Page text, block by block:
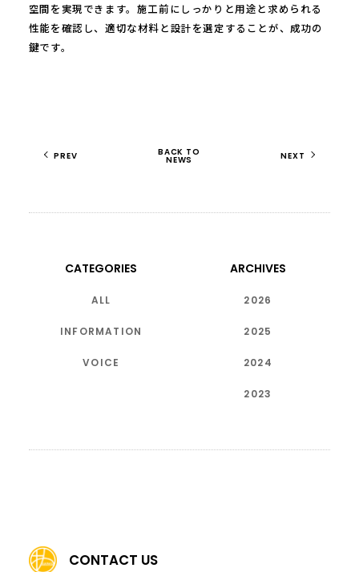
空間を実現できます。施工前にしっかりと用途と求められる
性能を確認し、適切な材料と設計を選定することが、成功の
鍵です。
PREV BACK TO
NEWS NEXT
CATEGORIES
ALL
INFORMATION
VOICE
ARCHIVES
2026
2025
2024
2023
CONTACT US